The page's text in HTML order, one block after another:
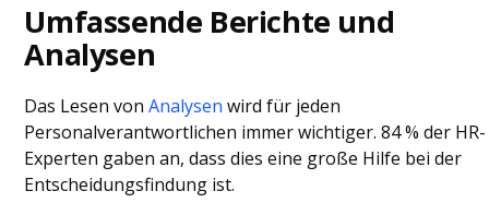
Umfassende Berichte und
Analysen
Das Lesen vonAnalysen wird für jeden
Personalverantwortlichen immer wichtiger. 84 % der HR-
Experten gaben an, dass dies eine große Hilfe bei der
Entscheidungsfindung ist.